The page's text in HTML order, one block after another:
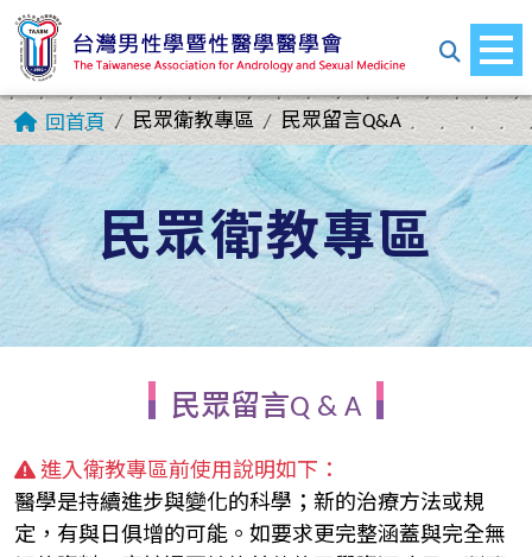
回首頁 民眾衛教專區 民眾留言Q&A
民眾衛教專區
民眾留言Q & A
進入衛教專區前使用說明如下：
醫學是持續進步與變化的科學；新的治療方法或規
定，有與日俱增的可能。如要求更完整涵蓋與完全無